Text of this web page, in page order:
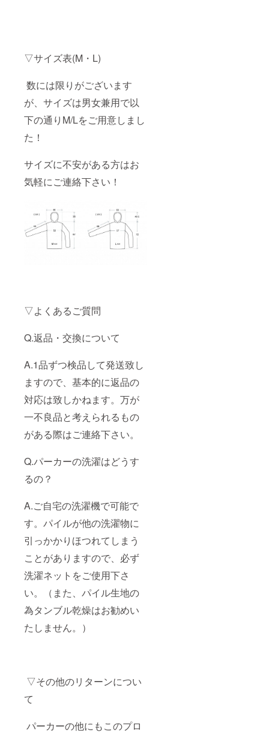
▽サイズ表(M・L)
数には限りがございます
が、サイズは男女兼用で以
下の通りM/Lをご用意しまし
た！
サイズに不安がある方はお
気軽にご連絡下さい！
▽よくあるご質問
Q.返品・交換について
A.1品ずつ検品して発送致し
ますので、基本的に返品の
対応は致しかねます。万が
一不良品と考えられるもの
がある際はご連絡下さい。
Q.パーカーの洗濯はどうす
るの？
A.ご自宅の洗濯機で可能で
す。パイルが他の洗濯物に
引っかかりほつれてしまう
ことがありますので、必ず
洗濯ネットをご使用下さ
い。（また、パイル生地の
為タンブル乾燥はお勧めい
たしません。）
▽その他のリターンについ
て
パーカーの他にもこのプロ